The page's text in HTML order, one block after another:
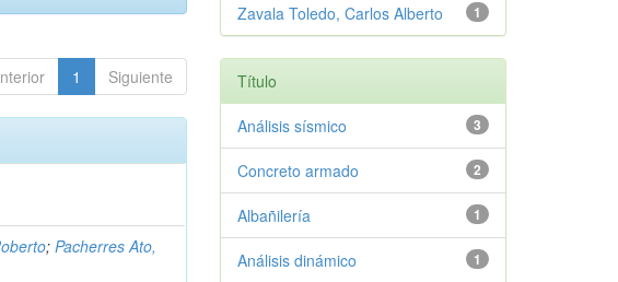
1 Siguiente
;Pacherres Ato,
1
Zavala Toledo, Carlos Alberto
Título
3
Análisis sísmico
2
Concreto armado
1
Albañilería
1
Análisis dinámico